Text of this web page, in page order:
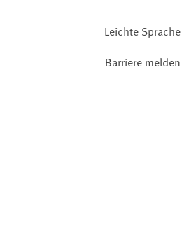
Leichte Sprache
Barriere melden